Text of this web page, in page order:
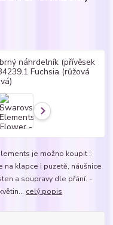
je možno koupit :
na klapce i puzetě, náušnice
a soupravy dle přání. -
celý popis